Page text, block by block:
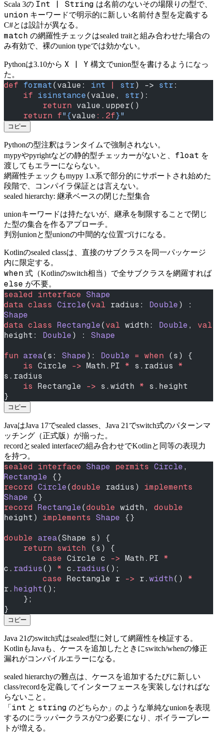
Scala 3の Int | String は名前のないその場限りの型で、
union キーワードで明示的に新しい名前付き型を定義する
C#とは設計が異なる。
match の網羅性チェックはsealed traitと組み合わせた場合の
み有効で、裸のunion typeでは効かない。
Pythonは3.10から X | Y 構文でunion型を書けるようになっ
た。
def format(value: int | str) -> str:
    if
isinstance(value, str):
        return
value.upper()
    return
f"{value:.2f}"
コピー
Pythonの型注釈はランタイムで強制されない。
mypyやpyrightなどの静的型チェッカーがないと、 float を
渡してもエラーにならない。
網羅性チェックもmypy 1.x系で部分的にサポートされ始めた
段階で、コンパイラ保証とは言えない。
sealed hierarchy: 継承ベースの閉じた型集合
unionキーワードは持たないが、継承を制限することで閉じ
た型の集合を作るアプローチ。
判別unionと型unionの中間的な位置づけになる。
Kotlinのsealed classは、直接のサブクラスを同一パッケージ
内に限定する。
when 式（Kotlinのswitch相当）で全サブクラスを網羅すれば
else が不要。
sealed interface Shape
data class Circle(val radius: Double
Shape
data class Rectangle(val width: Double, val
height: Double) : Shape
fun area(s: Shape): Double = when (s) {
    is
Circle -> Math.PI * s.radius *
s.radius
    is
Rectangle -> s.width * s.height
}
コピー
JavaはJava 17でsealed classes、Java 21でswitch式のパターンマ
ッチング（正式版）が揃った。
recordとsealed interfaceの組み合わせでKotlinと同等の表現力
を持つ。
sealed interface Shape permits Circle
Rectangle {}
record Circle(double radius) implements
Shape {}
record Rectangle(double width, double
height) implements Shape {}
double area(Shape s) {
    return
switch (s) {
        case
Circle c -> Math.PI *
c. radius() * c. radius();
        case
Rectangle r -> r. width() *
r. height();
    };
}
コピー
Java 21のswitch式はsealed型に対して網羅性を検証する。
KotlinもJavaも、ケースを追加したときにswitch/whenの修正
漏れがコンパイルエラーになる。
sealed hierarchyの難点は、ケースを追加するたびに新しい
class/recordを定義してインターフェースを実装しなければな
らないこと。
「 int と string のどちらか」のような単純なunionを表現
するのにラッパークラスが2つ必要になり、ボイラープレー
トが増える。